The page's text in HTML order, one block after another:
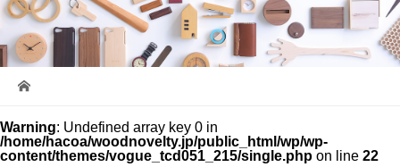
Warning: Undefined array key 0 in
/home/hacoa/woodnovelty.jp/public_html/wp/wp-
content/themes/vogue_tcd051_215/single.php on line 22